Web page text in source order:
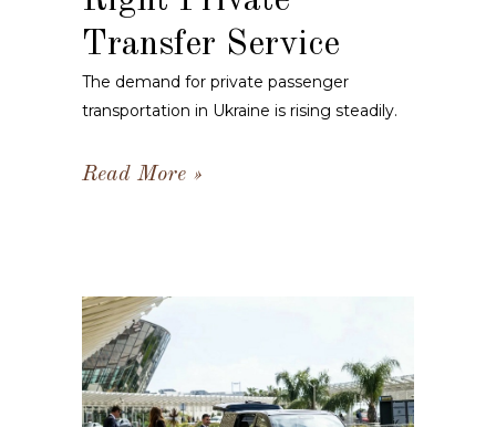
Transfer Service
The demand for private passenger
transportation in Ukraine is rising steadily.
Read More